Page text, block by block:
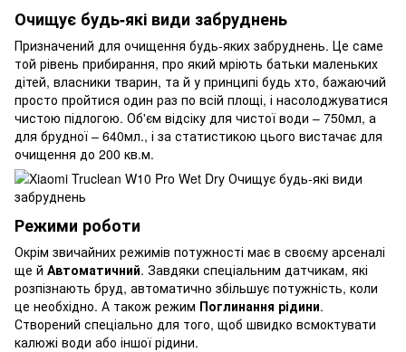
Очищує будь-які види забруднень
Призначений для очищення будь-яких забруднень. Це саме
той рівень прибирання, про який мріють батьки маленьких
дітей, власники тварин, та й у принципі будь хто, бажаючий
просто пройтися один раз по всій площі, і насолоджуватися
чистою підлогою. Об'єм відсіку для чистої води – 750мл, а
для брудної – 640мл., і за статистикою цього вистачає для
очищення до 200 кв.м.
Режими роботи
Окрім звичайних режимів потужності має в своєму арсеналі
ще й Автоматичний. Завдяки спеціальним датчикам, які
розпізнають бруд, автоматично збільшує потужність, коли
це необхідно. А також режим Поглинання рідини.
Створений спеціально для того, щоб швидко всмоктувати
калюжі води або іншої рідини.